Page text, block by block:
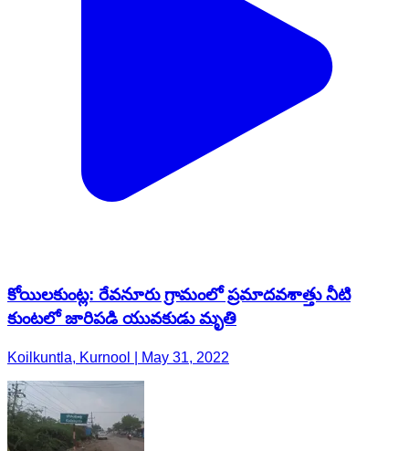
కోయిలకుంట్ల: రేవనూరు గ్రామంలో ప్రమాదవశాత్తు నీటి
కుంటలో జారిపడి యువకుడు మృతి
Koilkuntla, Kurnool | May 31, 2022